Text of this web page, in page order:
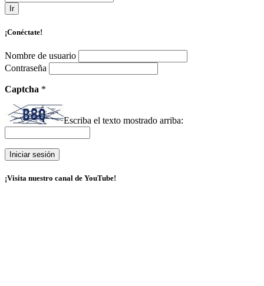
Ir
¡Conéctate!
Nombre de usuario
Contraseña
Captcha *
Escriba el texto mostrado arriba:
¡Visita nuestro canal de YouTube!